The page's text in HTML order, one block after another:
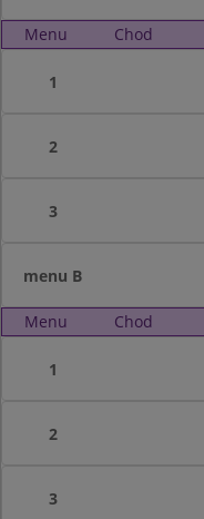
Menu Chod
1
2
3
menu B
Menu Chod
1
2
3